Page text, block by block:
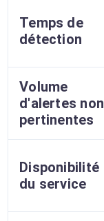
Temps de
détection
Volume
d'alertes non
pertinentes
Disponibilité
du service